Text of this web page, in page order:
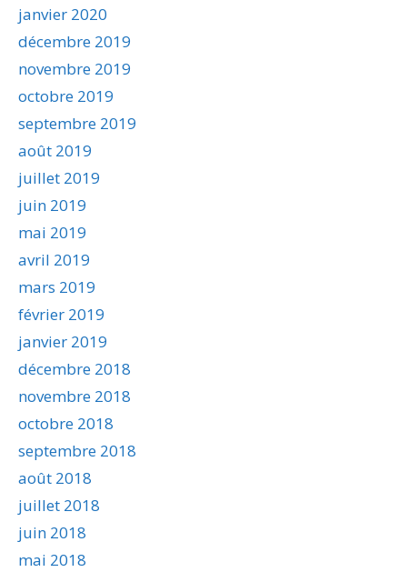
janvier 2020
décembre 2019
novembre 2019
octobre 2019
septembre 2019
août 2019
juillet 2019
juin 2019
mai 2019
avril 2019
mars 2019
février 2019
janvier 2019
décembre 2018
novembre 2018
octobre 2018
septembre 2018
août 2018
juillet 2018
juin 2018
mai 2018